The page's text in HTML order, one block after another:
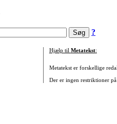
?
Hjælp til Metatekst:
Metatekst er forskellige
Der er ingen restriktioner